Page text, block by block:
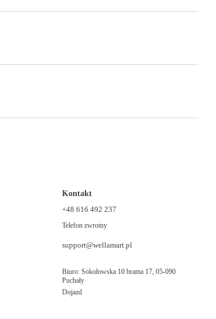
Kontakt
+48 616 492 237
Telefon zwrotny
support@wellamart.pl
Biuro: Sokołowska 10 brama 17, 05-090
Puchały
Dojazd